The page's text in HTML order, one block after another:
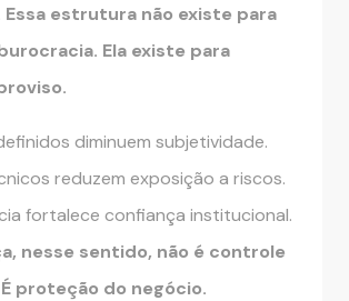
Essa estrutura não existe para
Ela existe para
diminuem subjetividade.
reduzem exposição a riscos.
fortalece confiança institucional.
nesse sentido, não é controle
proteção do negócio.